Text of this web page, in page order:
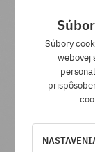
Súbory
webovej